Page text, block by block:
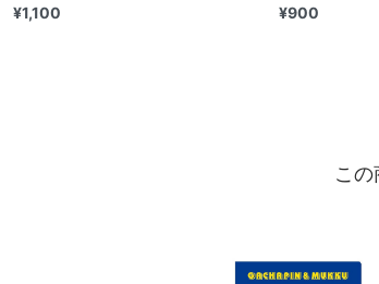
¥1,100 ¥900
こ